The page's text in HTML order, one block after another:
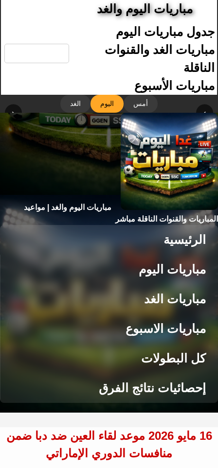
مباريات اليوم والغد
جدول مباريات اليوم
مباريات الغد والقنوات
الناقلة
مباريات الأسبوع
أمس اليوم الغد
‹ ›
مباريات اليوم والغد | مواعيد
المباريات والقنوات الناقلة مباشر
الرئيسية
مباريات اليوم
مباريات الغد
مباريات الاسبوع
كل البطولات
إحصائيات نتائج الفرق
16 مايو 2026 موعد لقاء العين ضد دبا ضمن
منافسات الدوري الإماراتي